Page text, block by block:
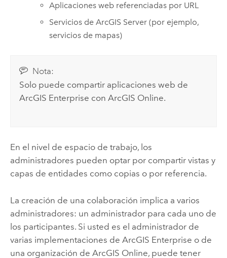
Aplicaciones web referenciadas por URL
Servicios deArcGIS Server (por ejemplo,
servicios de mapas)
Nota:
Solo puede compartir aplicaciones web de
ArcGIS Enterprise conArcGIS Online.
En el nivel de espacio de trabajo, los
administradores pueden optar por compartir vistas y
capas de entidades como copias o por referencia.
La creación de una colaboración implica a varios
administradores: un administrador para cada uno de
los participantes. Si usted es el administrador de
varias implementaciones de ArcGIS Enterprise o de
una organización de ArcGIS Online, puede tener